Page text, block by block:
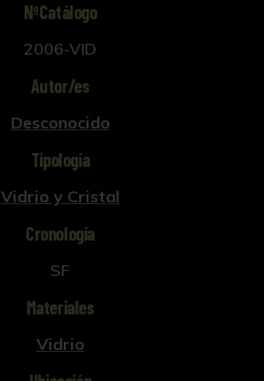
NºCatálogo
2006-VID
Autor/es
Desconocido
Tipología
Vidrio y Cristal
Cronología
SF
Materiales
Vidrio